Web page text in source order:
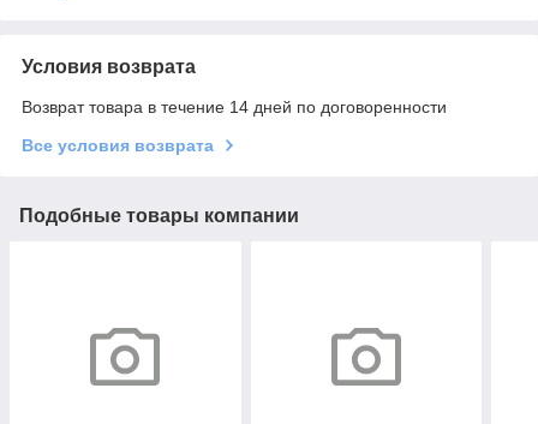
Условия возврата
Возврат товара в течение 14 дней по договоренности
Все условия возврата
Подобные товары компании